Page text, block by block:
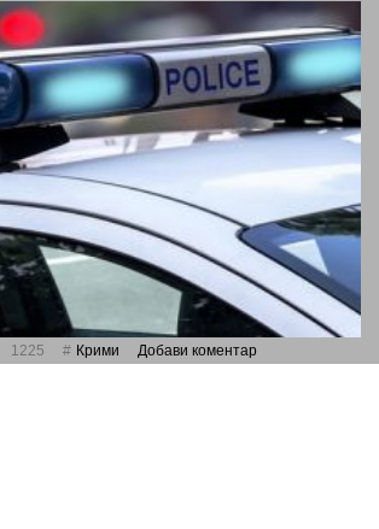
1225 Крими Добави коментар